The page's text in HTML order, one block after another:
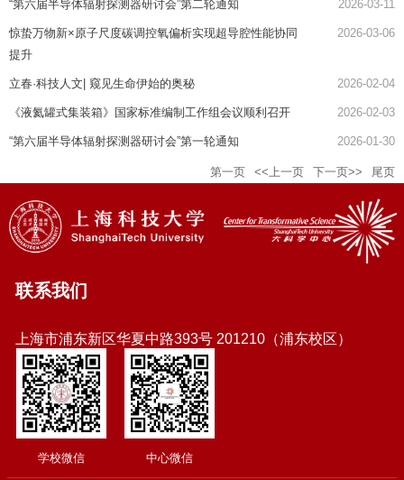
“第六届半导体辐射探测器研讨会”第二轮通知 2026-03-11
惊蛰万物新×原子尺度碳调控氧偏析实现超导腔性能协同
提升
2026-03-06
立春·科技人文| 窥见生命伊始的奥秘 2026-02-04
《液氦罐式集装箱》国家标准编制工作组会议顺利召开 2026-02-03
“第六届半导体辐射探测器研讨会”第一轮通知 2026-01-30
第一页 <<上一页 下一页>> 尾页
联系我们
上海市浦东新区华夏中路393号 201210（浦东校区）
学校微信 中心微信